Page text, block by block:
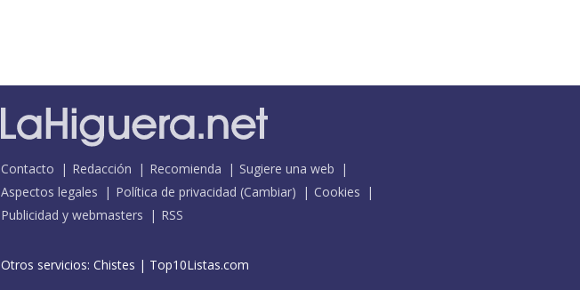
Contacto Redacción Recomienda
Sugiere una web
Aspectos legales
Política de privacidad (Cambiar)
Cookies
Publicidad y webmasters
RSS
Otros servicios: Chistes | Top10Listas.com